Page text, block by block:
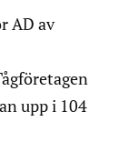
AD av
upp i 104